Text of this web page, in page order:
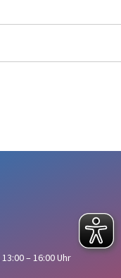
13:00 – 16:00 Uhr